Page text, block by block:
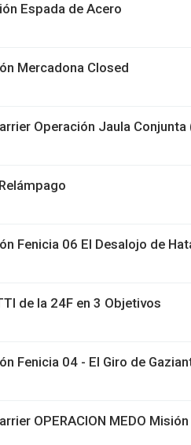
Espada de Acero
Mercadona Closed
Operación Jaula Conjunta
Fenicia 06 El Desalojo de
de la 24F en 3 Objetivos
Fenicia 04 - El Giro de
OPERACION MEDO